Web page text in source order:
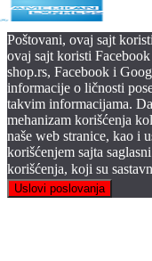
Poštovani, ovaj sajt
ovaj sajt koristi
shop.rs, Facebook i
informacije o ličnosti
takvim informacijama.
mehanizam korišćenja
naše web stranice, kao i
korišćenjem sajta
korišćenja, koji su
Uslovi poslovanja